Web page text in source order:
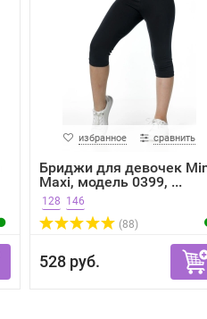
избранное сравнить
Бриджи для девочек
Maxi, модель 0399, ...
128 146
(88)
528 руб.